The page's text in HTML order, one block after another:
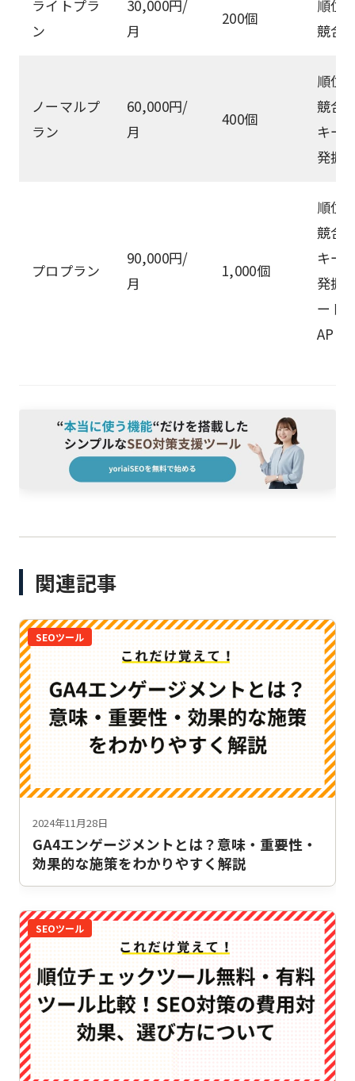
ライトプラ
ン
30,000円/
月
200個
順位
競合
ノーマルプ
ラン
60,000円/
月
400個
順位
競合
キー
発掘
プロプラン
90,000円/
月
1,000個
順位
競合
キー
発掘
ート
API
関連記事
SEOツール
2024年11月28日
GA4エンゲージメントとは？意味・重要性・
効果的な施策をわかりやすく解説
SEOツール